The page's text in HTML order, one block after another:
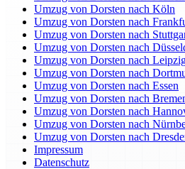
Umzug von Dorsten nach Köln
Umzug von Dorsten nach
Umzug von Dorsten nach
Umzug von Dorsten nach
Umzug von Dorsten nach
Umzug von Dorsten nach
Umzug von Dorsten nach Essen
Umzug von Dorsten nach
Umzug von Dorsten nach
Umzug von Dorsten nach
Umzug von Dorsten nach
Impressum
Datenschutz